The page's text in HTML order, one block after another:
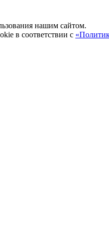
нашим сайтом.
в соответствии с